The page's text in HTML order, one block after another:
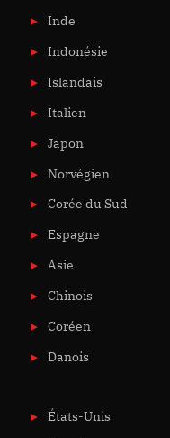
Inde
Indonésie
Islandais
Italien
Japon
Norvégien
Corée du Sud
Espagne
Asie
Chinois
Coréen
Danois
États-Unis